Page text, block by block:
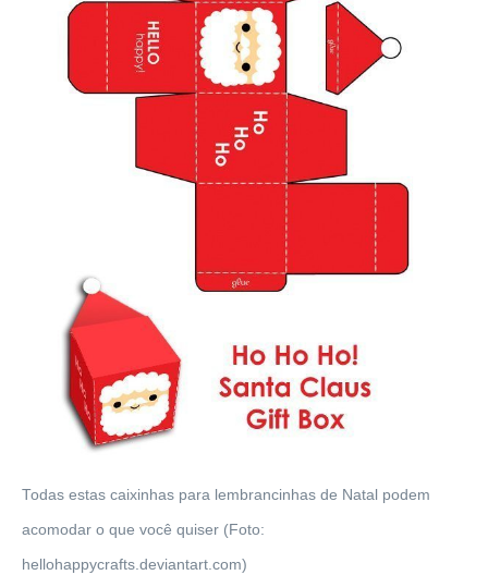
Todas estas caixinhas para lembrancinhas de Natal podem
acomodar o que você quiser (Foto:
hellohappycrafts.deviantart.com)